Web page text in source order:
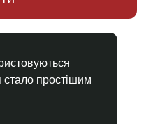
простішим
Реєстрація